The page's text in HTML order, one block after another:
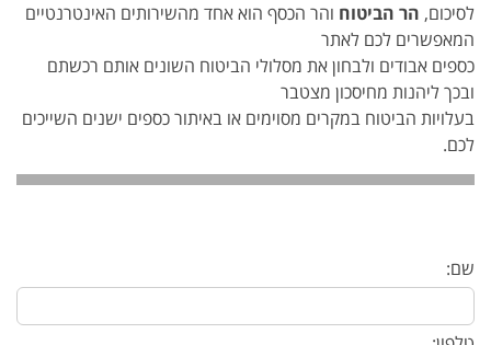
לסיכום, הר הביטוח והר הכסף הוא אחד מהשירותים האינטרנטיים
המאפשרים לכם לאתר
כספים אבודים ולבחון את מסלולי הביטוח השונים אותם רכשתם
ובכך ליהנות מחיסכון מצטבר
בעלויות הביטוח במקרים מסוימים או באיתור כספים ישנים השייכים
לכם.
שם: